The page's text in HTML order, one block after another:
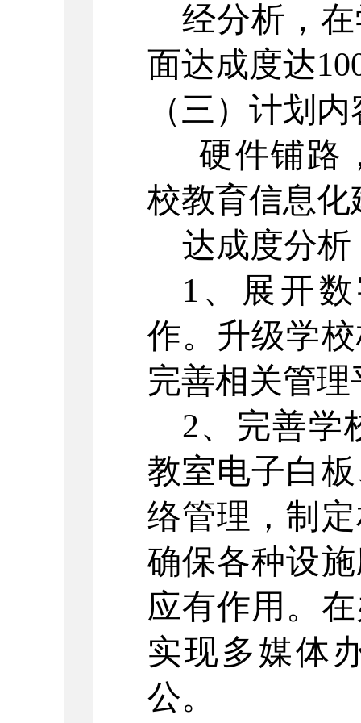
经分析，
面达成度达
（三） 计划内
硬件铺路
校教育信息化
达成度分析
1、展开
作。升级学
完善相关管
2、完善学
教室电子白
络管理，制
确保各种设
应有作用。
实现多媒体
公。